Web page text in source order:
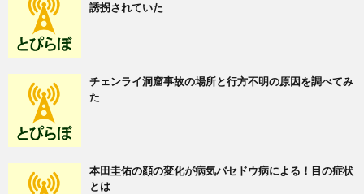
誘拐されていた
チェンライ洞窟事故の場所と行方不明の原因を調べてみ
た
本田圭佑の顔の変化が病気バセドウ病による！目の症状
とは